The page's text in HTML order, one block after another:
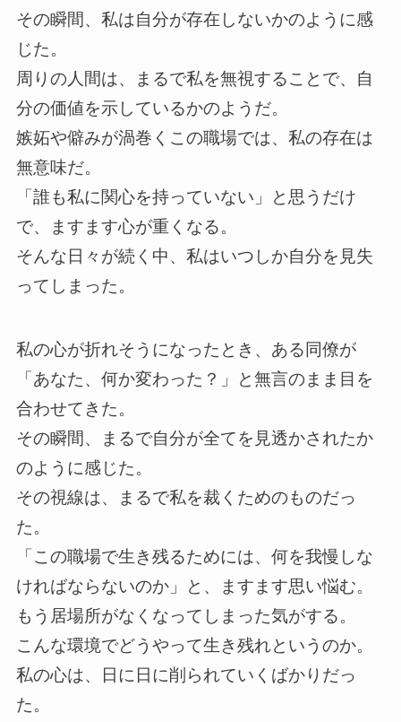
その瞬間、私は自分が存在しないかのように感
じた。
周りの人間は、まるで私を無視することで、自
分の価値を示しているかのようだ。
嫉妬や僻みが渦巻くこの職場では、私の存在は
無意味だ。
「誰も私に関心を持っていない」と思うだけ
で、ますます心が重くなる。
そんな日々が続く中、私はいつしか自分を見失
ってしまった。
私の心が折れそうになったとき、ある同僚が
「あなた、何か変わった？」と無言のまま目を
合わせてきた。
その瞬間、まるで自分が全てを見透かされたか
のように感じた。
その視線は、まるで私を裁くためのものだっ
た。
「この職場で生き残るためには、何を我慢しな
ければならないのか」と、ますます思い悩む。
もう居場所がなくなってしまった気がする。
こんな環境でどうやって生き残れというのか。
私の心は、日に日に削られていくばかりだっ
た。